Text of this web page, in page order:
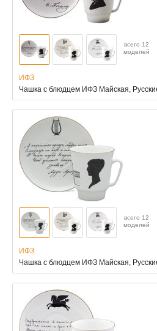
всего 12
моделей
ИФЗ
Чашка с блюдцем ИФЗ Майская,
всего 12
моделей
ИФЗ
Чашка с блюдцем ИФЗ Майская,